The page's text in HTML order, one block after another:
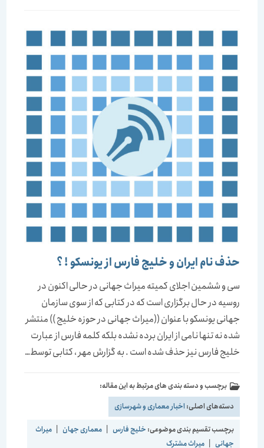
حذف نام ایران و خلیج فارس از یونسکو ! ؟
سی و ششمین اجلای کمیته میراث جهانی در حالی اکنون در
روسیه در حال برگزاری است که در کتابی که از سوی سازمان
جهانی یونسکو با عنوان ((میراث جهانی در حوزه خلیج )) منتشر
شده نه تنها نامی از ایران برده نشده بلکه کلمه فارس از عبارت
خلیج فارس نیز حذف شده است . به گزارش مهر ، کتابی توسط…
برچسب و دسته بندی های مرتبط به این مقاله:
دسته‌های اصلی:اخبار معماری و شهرسازی
برچسب تقسیم بندی موضوعی:خلیج فارس | معماری جهان |
میراث
جهانی | میراث مشترک